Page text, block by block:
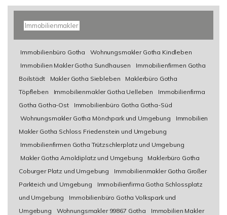
Immobilienmakler
Immobilienbüro Gotha
Wohnungsmakler Gotha Kindleben
Immobilien Makler Gotha Sundhausen
Immobilienfirmen Gotha
Boilstädt
Makler Gotha Siebleben
Maklerbüro Gotha
Töpfleben
Immobilienmakler Gotha Uelleben
Immobilienfirma
Gotha Gotha-Ost
Immobilienbüro Gotha Gotha-Süd
Wohnungsmakler Gotha Mönchpark und Umgebung
Immobilien
Makler Gotha Schloss Friedenstein und Umgebung
Immobilienfirmen Gotha Trützschlerplatz und Umgebung
Makler Gotha Arnoldiplatz und Umgebung
Maklerbüro Gotha
Coburger Platz und Umgebung
Immobilienmakler Gotha Großer
Parkteich und Umgebung
Immobilienfirma Gotha Schlossplatz
und Umgebung
Immobilienbüro Gotha Volkspark und
Umgebung
Wohnungsmakler 99867 Gotha
Immobilien Makler